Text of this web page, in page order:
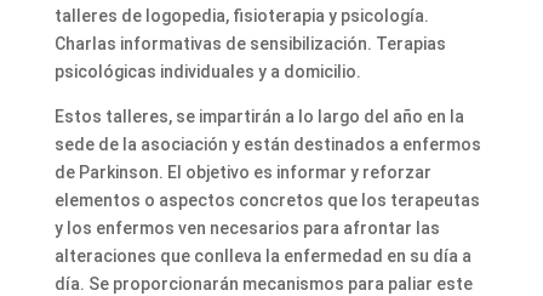
talleres de logopedia, fisioterapia y psicología.
Charlas informativas de sensibilización. Terapias
psicológicas individuales y a domicilio.
Estos talleres, se impartirán a lo largo del año en la
sede de la asociación y están destinados a enfermos
de Parkinson. El objetivo es informar y reforzar
elementos o aspectos concretos que los terapeutas
y los enfermos ven necesarios para afrontar las
alteraciones que conlleva la enfermedad en su día a
día. Se proporcionarán mecanismos para paliar este